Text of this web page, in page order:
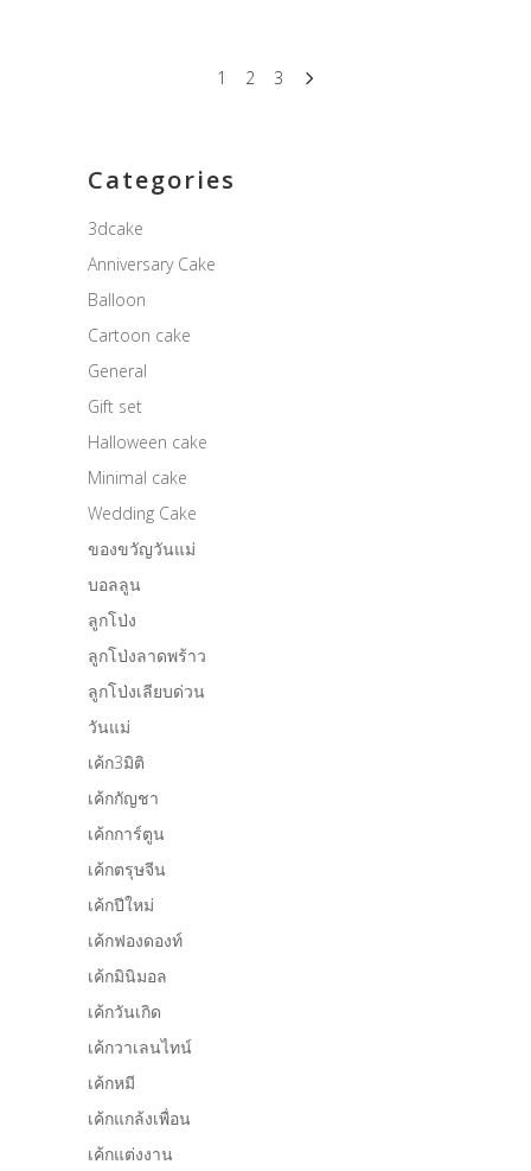
1 2 3
Categories
3dcake
Anniversary Cake
Balloon
Cartoon cake
General
Gift set
Halloween cake
Minimal cake
Wedding Cake
ของขวัญวันแม่
บอลลูน
ลูกโป่ง
ลูกโป่งลาดพร้าว
ลูกโป่งเลียบด่วน
วันแม่
เค้ก3มิติ
เค้กกัญชา
เค้กการ์ตูน
เค้กตรุษจีน
เค้กปีใหม่
เค้กฟองดองท์
เค้กมินิมอล
เค้กวันเกิด
เค้กวาเลนไทน์
เค้กหมี
เค้กแกล้งเพื่อน
เค้กแต่งงาน